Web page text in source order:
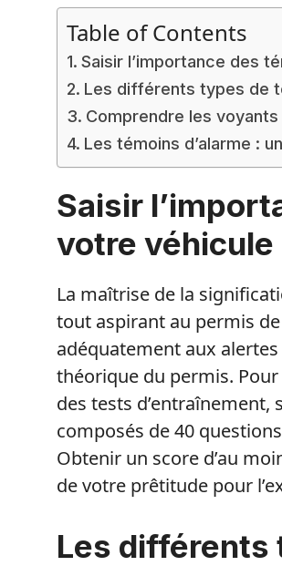
Table of Contents
Saisir l’importance des
Les différents types de
Comprendre les voyants
Les témoins d’alarme :
Saisir
votre véhicule
La maîtrise de la
tout aspirant au permis
adéquatement aux
théorique du permis. Pour
des tests d’entraînement,
composés de 40
Obtenir un score d’au
de votre prêtitude pour
Les différents